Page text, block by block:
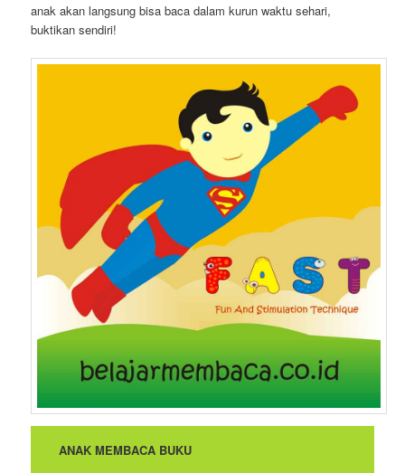
anak akan langsung bisa baca dalam kurun waktu sehari,
buktikan sendiri!
ANAK MEMBACA BUKU